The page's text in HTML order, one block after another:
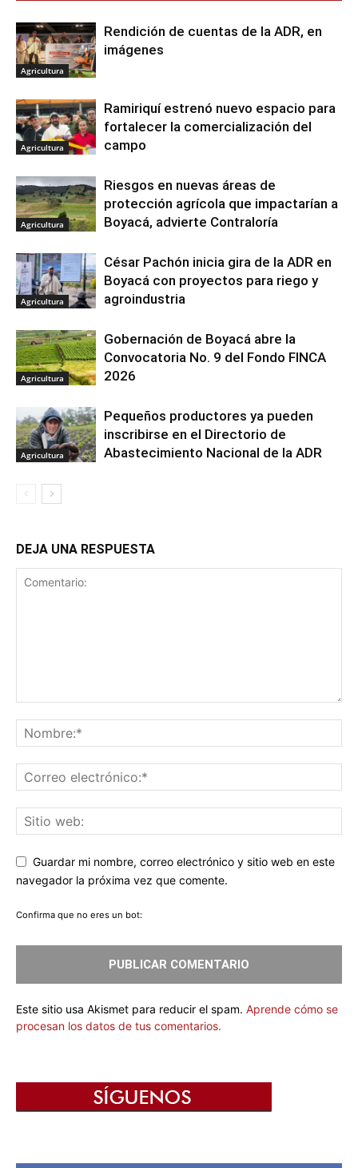
Agricultura
Rendición de cuentas de la ADR, en
imágenes
Agricultura
Ramiriquí estrenó nuevo espacio para
fortalecer la comercialización del
campo
Agricultura
Riesgos en nuevas áreas de
protección agrícola que impactarían a
Boyacá, advierte Contraloría
Agricultura
César Pachón inicia gira de la ADR en
Boyacá con proyectos para riego y
agroindustria
Agricultura
Gobernación de Boyacá abre la
Convocatoria No. 9 del Fondo FINCA
2026
Agricultura
Pequeños productores ya pueden
inscribirse en el Directorio de
Abastecimiento Nacional de la ADR
DEJA UNA RESPUESTA
Guardar mi nombre, correo electrónico y sitio web en este
navegador la próxima vez que comente.
Confirma que no eres un bot:
Este sitio usa Akismet para reducir el spam. Aprende cómo se
procesan los datos de tus comentarios.